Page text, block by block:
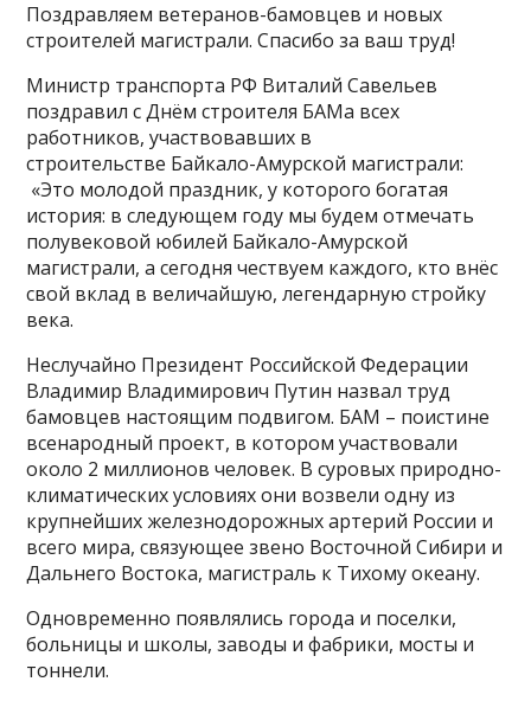
Поздравляем ветеранов-бамовцев и новых
строителей магистрали. Спасибо за ваш труд!
Министр транспорта РФ Виталий Савельев
поздравил с Днём строителя БАМа всех
работников, участвовавших в
строительстве Байкало-Амурской магистрали:
«Это молодой праздник, у которого богатая
история: в следующем году мы будем отмечать
полувековой юбилей Байкало-Амурской
магистрали, а сегодня чествуем каждого, кто внёс
свой вклад в величайшую, легендарную стройку
века.
Неслучайно Президент Российской Федерации
Владимир Владимирович Путин назвал труд
бамовцев настоящим подвигом. БАМ – поистине
всенародный проект, в котором участвовали
около 2 миллионов человек. В суровых природно-
климатических условиях они возвели одну из
крупнейших железнодорожных артерий России и
всего мира, связующее звено Восточной Сибири и
Дальнего Востока, магистраль к Тихому океану.
Одновременно появлялись города и поселки,
больницы и школы, заводы и фабрики, мосты и
тоннели.